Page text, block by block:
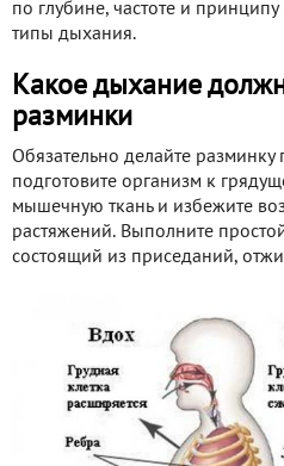
по глубине, частоте и
типы дыхания.
Какое дыхание
разминки
Обязательно делайте разминку
подготовите организм к
мышечную ткань и избежите
растяжений. Выполните
состоящий из приседаний,